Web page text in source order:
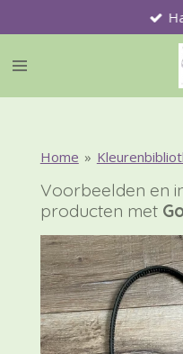
direct
naar
hoofdinhoud
Home »
Voorbeelden en
producten met